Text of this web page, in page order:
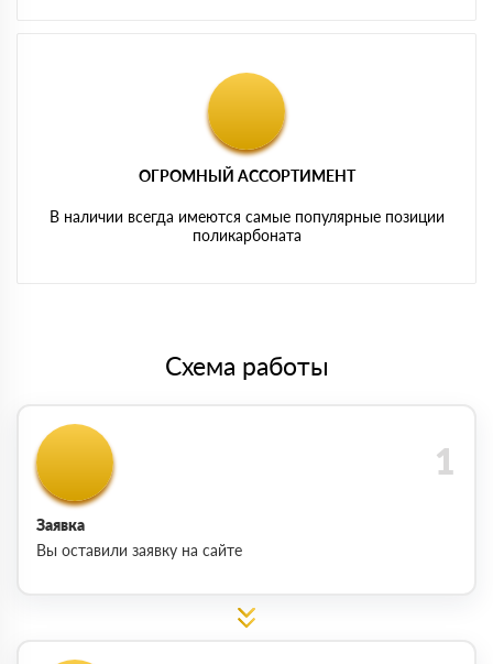
ОГРОМНЫЙ АССОРТИМЕНТ
В наличии всегда имеются самые популярные позиции
поликарбоната
Схема работы
Заявка
Вы оставили заявку на сайте